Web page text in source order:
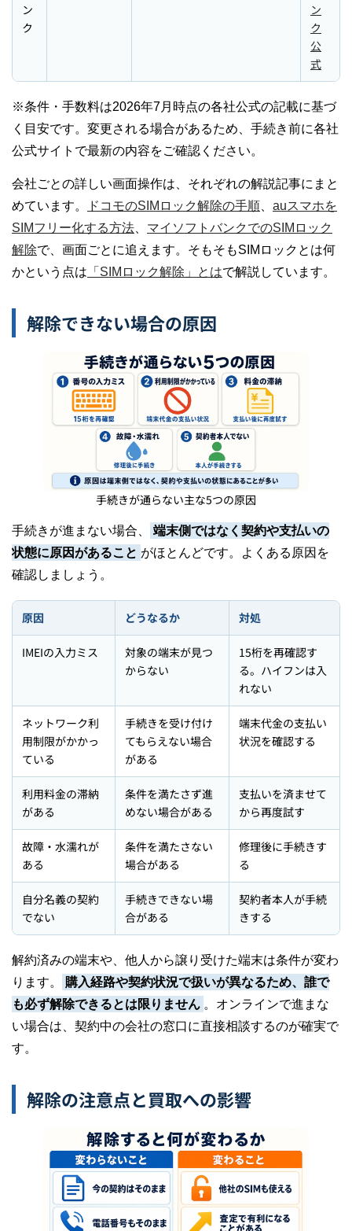
ン
ク
ン
ク
公
式
※条件・手数料は2026年7月時点の各社公式の記載に基づ
く目安です。変更される場合があるため、手続き前に各社
公式サイトで最新の内容をご確認ください。
会社ごとの詳しい画面操作は、それぞれの解説記事にまと
めています。
ドコモのSIMロック解除の手順
auスマホを
SIMフリー化する方法
マイソフトバンクでのSIMロック
解除で、画面ごとに追えます。そもそもSIMロックとは何
かという点は 「SIMロック解除」とはで解説しています。
解除できない場合の原因
手続きが通らない主な5つの原因
手続きが進まない場合、
端末側ではなく契約や支払いの
状態に原因があること がほとんどです。よくある原因を
確認しましょう。
原因 どうなるか 対処
IMEIの入力ミス
対象の端末が見つ
からない
15桁を再確認す
る。ハイフンは入
れない
ネットワーク利
用制限がかかっ
ている
手続きを受け付け
てもらえない場合
がある
端末代金の支払い
状況を確認する
利用料金の滞納
がある
条件を満たさず進
めない場合がある
支払いを済ませて
から再度試す
故障・水濡れが
ある
条件を満たさない
場合がある
修理後に手続きす
る
自分名義の契約
でない
手続きできない場
合がある
契約者本人が手続
きする
解約済みの端末や、他人から譲り受けた端末は条件が変わ
ります。
購入経路や契約状況で扱いが異なるため、誰で
も必ず解除できるとは限りません 。オンラインで進まな
い場合は、契約中の会社の窓口に直接相談するのが確実で
す。
解除の注意点と買取への影響